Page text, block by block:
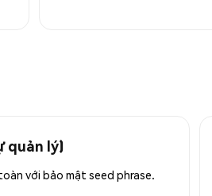
quản lý)
với bảo mật seed phrase.